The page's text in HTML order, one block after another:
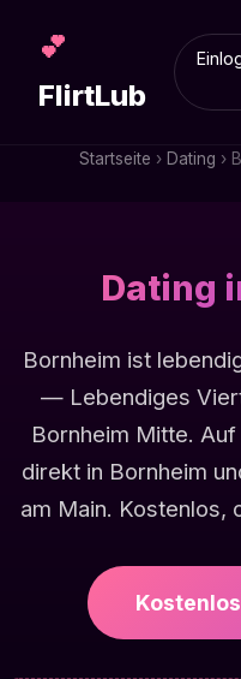
💕
FlirtLub
Startseite › Dating ›
Dating
Bornheim ist
— Lebendiges
Bornheim Mitte.
direkt in Bornheim
am Main. Kostenlos,